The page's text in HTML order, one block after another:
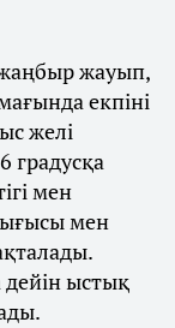
жаңбыр жауып,
екпіні
желі
градусқа
мен
мен
дейін ыстық